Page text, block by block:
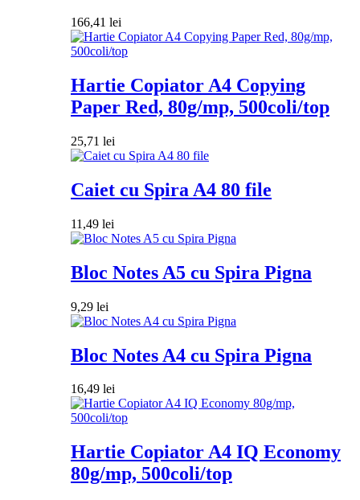
166,41 lei
Hartie Copiator A4 Copying
Paper Red, 80g/mp, 500coli/top
25,71 lei
Caiet cu Spira A4 80 file
11,49 lei
Bloc Notes A5 cu Spira Pigna
9,29 lei
Bloc Notes A4 cu Spira Pigna
16,49 lei
Hartie Copiator A4 IQ Economy
80g/mp, 500coli/top